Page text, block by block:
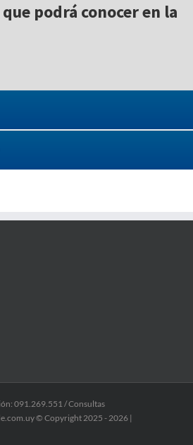
que podrá conocer en la
091.269.551 / Consultas
© Copyright 2025 -2026 |